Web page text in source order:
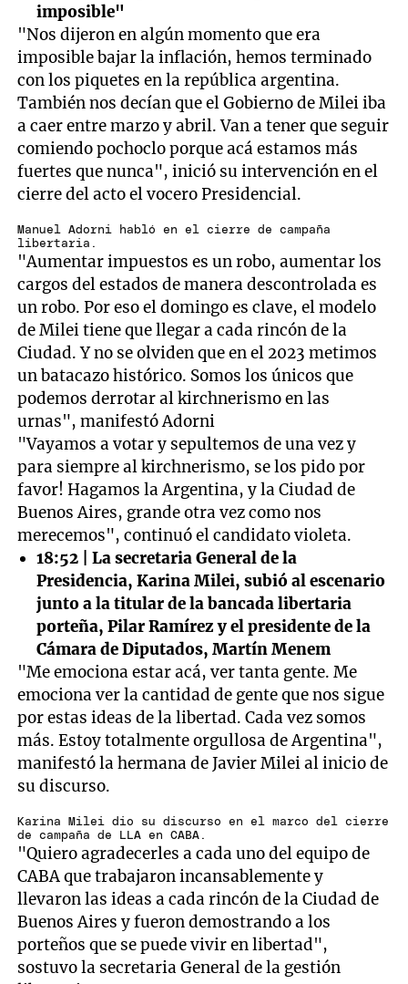
imposible"
"Nos dijeron en algún momento que era
imposible bajar la inflación, hemos terminado
con los piquetes en la república argentina.
También nos decían que el Gobierno de Milei iba
a caer entre marzo y abril. Van a tener que seguir
comiendo pochoclo porque acá estamos más
fuertes que nunca", inició su intervención en el
cierre del acto el vocero Presidencial.
Manuel Adorni habló en el cierre de campaña
libertaria.
"Aumentar impuestos es un robo, aumentar los
cargos del estados de manera descontrolada es
un robo. Por eso el domingo es clave, el modelo
de Milei tiene que llegar a cada rincón de la
Ciudad. Y no se olviden que en el 2023 metimos
un batacazo histórico. Somos los únicos que
podemos derrotar al kirchnerismo en las
urnas", manifestó Adorni
"Vayamos a votar y sepultemos de una vez y
para siempre al kirchnerismo, se los pido por
favor! Hagamos la Argentina, y la Ciudad de
Buenos Aires, grande otra vez como nos
merecemos", continuó el candidato violeta.
18:52 | La secretaria General de la
Presidencia, Karina Milei, subió al escenario
junto a la titular de la bancada libertaria
porteña, Pilar Ramírez y el presidente de la
Cámara de Diputados, Martín Menem
"Me emociona estar acá, ver tanta gente. Me
emociona ver la cantidad de gente que nos sigue
por estas ideas de la libertad. Cada vez somos
más. Estoy totalmente orgullosa de Argentina",
manifestó la hermana de Javier Milei al inicio de
su discurso.
Karina Milei dio su discurso en el marco del cierre
de campaña de LLA en CABA.
"Quiero agradecerles a cada uno del equipo de
CABA que trabajaron incansablemente y
llevaron las ideas a cada rincón de la Ciudad de
Buenos Aires y fueron demostrando a los
porteños que se puede vivir en libertad",
sostuvo la secretaria General de la gestión